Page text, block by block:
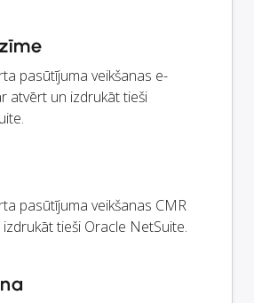
pasūtījuma veikšanas e-
atvērt un izdrukāt tieši
pasūtījuma veikšanas CMR
tieši Oracle NetSuite.